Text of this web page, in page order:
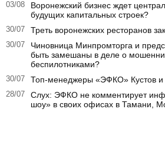
03/08
Воронежский бизнес ждет
будущих капитальных строек?
30/07 Треть воронежских ресторанов
30/07
Чиновница Минпромторга и
быть замешаны в деле о
беспилотниками?
30/07 Топ-менеджеры «ЭФКО» Кустов
28/07
Слух: ЭФКО не комментирует
шоу» в своих офисах в Тамани,